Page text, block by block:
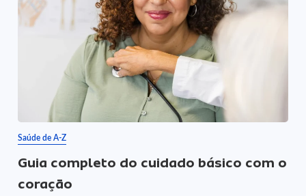
Saúde de A-Z
Guia completo do cuidado básico com o
coração